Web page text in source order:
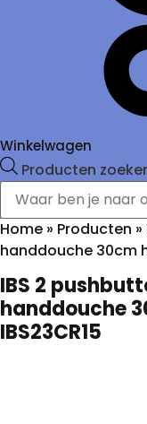
Winkelwagen
Producten
Home » Producten »
handdouche 30cm
IBS 2
handdouche
IBS23CR15